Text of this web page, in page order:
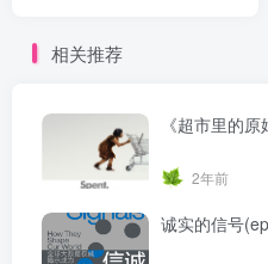
相关推荐
《超市里的
2年前
诚实的信号